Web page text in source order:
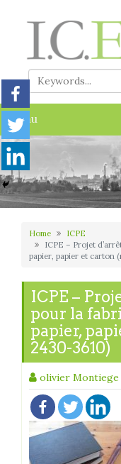
Menu
Home
ICPE
ICPE – Projet
papier, papier et carton
ICPE –
pour la
papier,
2430-3610)
olivier Montiege